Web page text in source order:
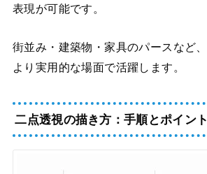
表現が可能です。
街並み・建築物・家具のパースなど、
より実用的な場面で活躍します。
二点透視の描き方：手順とポイント